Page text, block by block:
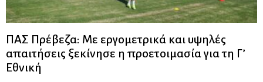
ΠΑΣ Πρέβεζα: Με εργομετρικά και υψηλές
απαιτήσεις ξεκίνησε η προετοιμασία για τη Γ’
Εθνική